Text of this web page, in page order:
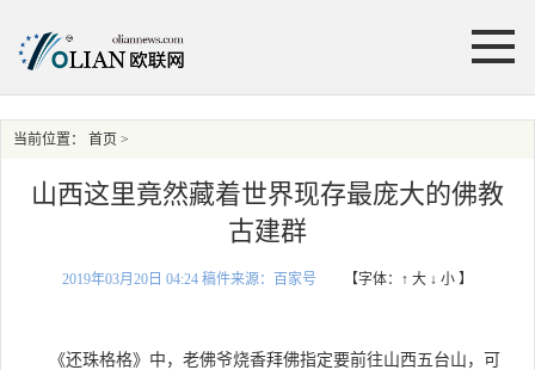
当前位置： 首页 >
山西这里竟然藏着世界现存最庞大的佛教
古建群
2019年03月20日 04:24 稿件来源：百家号 【字体： ↑ 大 ↓ 小 】
《还珠格格》中，老佛爷烧香拜佛指定要前往山西五台山，可